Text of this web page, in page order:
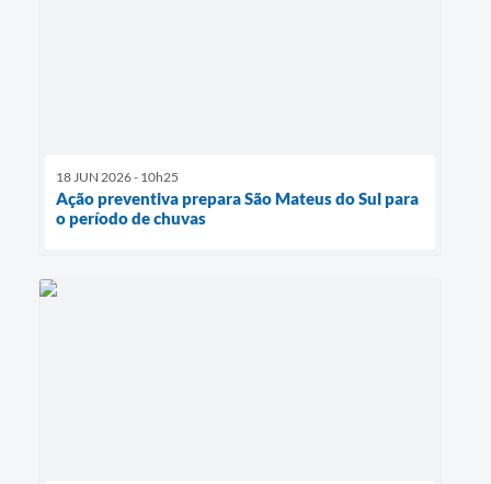
18 JUN 2026 - 10h25
Ação preventiva prepara São Mateus do Sul para
o período de chuvas